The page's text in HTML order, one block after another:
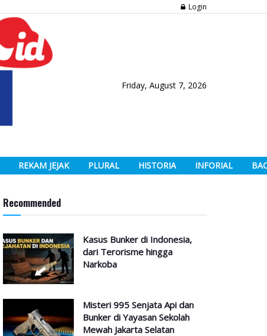
Login
Friday, August 7, 2026
REKAM JEJAK PLURAL HISTORIA INFORIAL
Recommended
Kasus Bunker di Indonesia,
dari Terorisme hingga
Narkoba
Misteri 995 Senjata Api dan
Bunker di Yayasan Sekolah
Mewah Jakarta Selatan